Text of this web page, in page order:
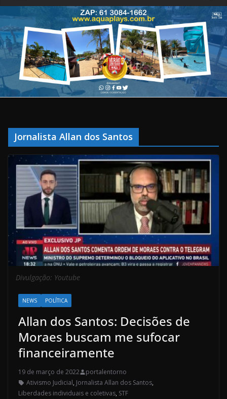
Jornalista Allan dos Santos
Divulgação: Youtube
NEWS POLÍTICA
Allan dos Santos: Decisões de
Moraes buscam me sufocar
financeiramente
19 de março de 2022
portalentorno
Ativismo Judicial, Jornalista Allan dos Santos,
Liberdades individuais e coletivas, STF